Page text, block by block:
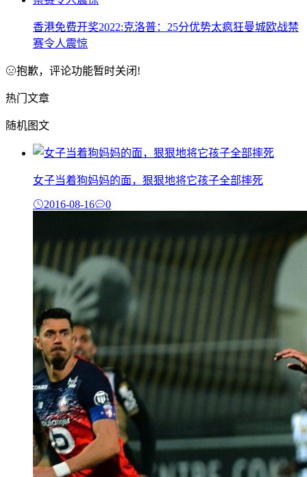
香港免费开奖2022:克洛普：25分优势太疯狂曼城欧战禁
赛令人震惊
抱歉，评论功能暂时关闭!
热门文章
随机图文
女子当着狗妈妈的面，狠狠地将它孩子全部摔死
2016-08-16 0